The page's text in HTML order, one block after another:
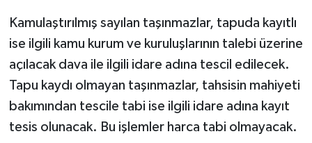
Kamulaştırılmış sayılan taşınmazlar, tapuda kayıtlı
ise ilgili kamu kurum ve kuruluşlarının talebi üzerine
açılacak dava ile ilgili idare adına tescil edilecek.
Tapu kaydı olmayan taşınmazlar, tahsisin mahiyeti
bakımından tescile tabi ise ilgili idare adına kayıt
tesis olunacak. Bu işlemler harca tabi olmayacak.